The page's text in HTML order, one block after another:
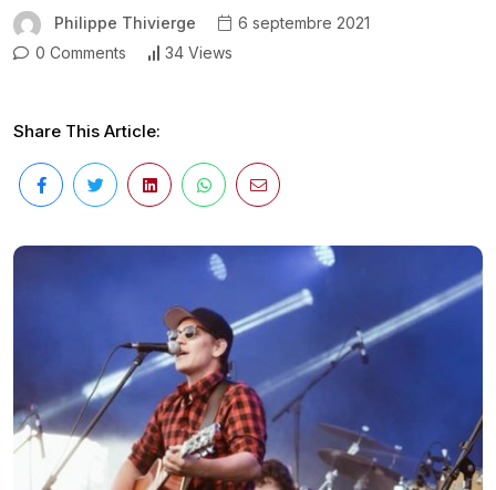
Philippe Thivierge
6 septembre 2021
0 Comments
34 Views
Share This Article: